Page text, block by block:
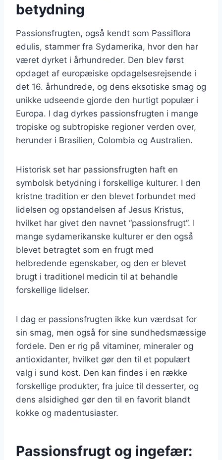
betydning
Passionsfrugten, også kendt som Passiflora
edulis, stammer fra Sydamerika, hvor den har
været dyrket i århundreder. Den blev først
opdaget af europæiske opdagelsesrejsende i
det 16. århundrede, og dens eksotiske smag og
unikke udseende gjorde den hurtigt populær i
Europa. I dag dyrkes passionsfrugten i mange
tropiske og subtropiske regioner verden over,
herunder i Brasilien, Colombia og Australien.
Historisk set har passionsfrugten haft en
symbolsk betydning i forskellige kulturer. I den
kristne tradition er den blevet forbundet med
lidelsen og opstandelsen af Jesus Kristus,
hvilket har givet den navnet “passionsfrugt”. I
mange sydamerikanske kulturer er den også
blevet betragtet som en frugt med
helbredende egenskaber, og den er blevet
brugt i traditionel medicin til at behandle
forskellige lidelser.
I dag er passionsfrugten ikke kun værdsat for
sin smag, men også for sine sundhedsmæssige
fordele. Den er rig på vitaminer, mineraler og
antioxidanter, hvilket gør den til et populært
valg i sund kost. Den kan findes i en række
forskellige produkter, fra juice til desserter, og
dens alsidighed gør den til en favorit blandt
kokke og madentusiaster.
Passionsfrugt og ingefær: